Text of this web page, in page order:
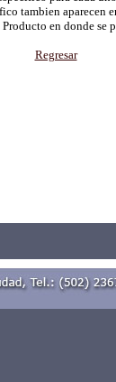
tambien aparecen
en donde se
Regresar